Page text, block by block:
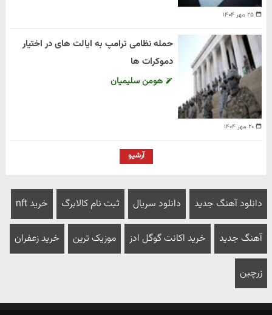
۲۵ مهر ۱۴۰۴
۲۰ مهر ۱۴۰۴
حمله نظامی ترامپ به ایالت های در اختیار
دموکرات ها
هومن سلیمیان
آرشیو
دانلود آهنگ جدید دانلود سریال ثبت نام کالابرگ خرید nft
آهنگ جدید خرید اکانت گوگل ادز موزیک ترین خرید زعفران
زرچین